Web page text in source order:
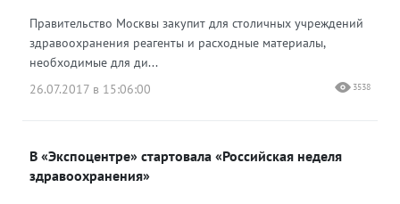
Правительство Москвы закупит для столичных учреждений
здравоохранения реагенты и расходные материалы,
необходимые для ди...
26.07.2017 в 15:06:00
3538
В «Экспоцентре» стартовала «Российская неделя
здравоохранения»